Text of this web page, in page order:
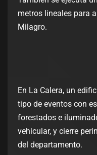
metros lineales para
Milagro.
En La Calera, un
tipo de eventos con
forestados e
vehicular, y cierre
del departamento.